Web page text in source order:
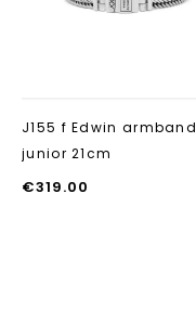
J155 f Edwin armband
junior 21cm
€319.00